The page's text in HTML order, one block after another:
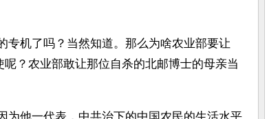
专机了吗？当然知道。那么为啥农业部要让
？农业部敢让那位自杀的北邮博士的母亲当